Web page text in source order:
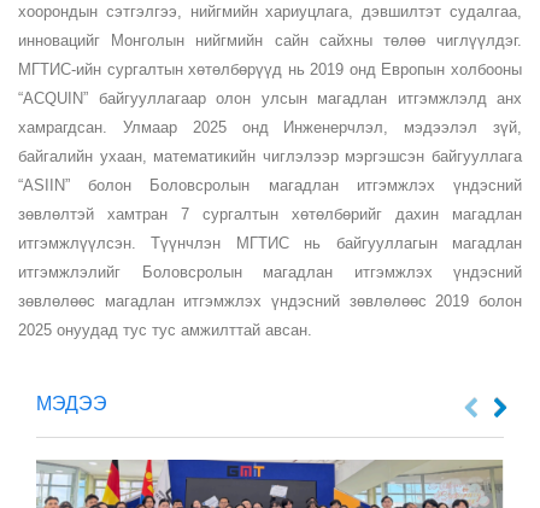
хоорондын сэтгэлгээ, нийгмийн хариуцлага, дэвшилтэт судалгаа,
инновацийг Монголын нийгмийн сайн сайхны төлөө чиглүүлдэг.
МГТИС-ийн сургалтын хөтөлбөрүүд нь 2019 онд Европын холбооны
“ACQUIN” байгууллагаар олон улсын магадлан итгэмжлэлд анх
хамрагдсан. Улмаар 2025 онд Инженерчлэл, мэдээлэл зүй,
байгалийн ухаан, математикийн чиглэлээр мэргэшсэн байгууллага
“ASIIN” болон Боловсролын магадлан итгэмжлэх үндэсний
зөвлөлтэй хамтран 7 сургалтын хөтөлбөрийг дахин магадлан
итгэмжлүүлсэн. Түүнчлэн МГТИС нь байгууллагын магадлан
итгэмжлэлийг Боловсролын магадлан итгэмжлэх үндэсний
зөвлөлөөс магадлан итгэмжлэх үндэсний зөвлөлөөс 2019 болон
2025 онуудад тус тус амжилттай авсан.
МЭДЭЭ